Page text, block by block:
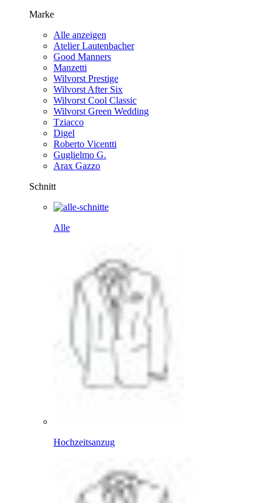
Marke
Alle anzeigen
Atelier Lautenbacher
Good Manners
Manzetti
Wilvorst Prestige
Wilvorst After Six
Wilvorst Cool Classic
Wilvorst Green Wedding
Tziacco
Digel
Roberto Vicentti
Guglielmo G.
Arax Gazzo
Schnitt
Alle
Hochzeitsanzug